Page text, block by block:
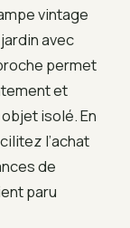
vintage
avec
permet
et
isolé. En
l’achat
de
paru